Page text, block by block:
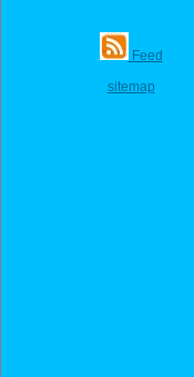
Feed
sitemap